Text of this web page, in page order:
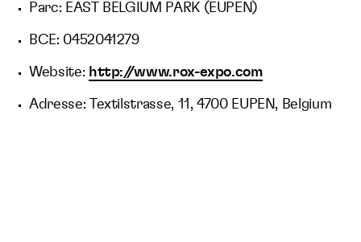
Parc: EAST BELGIUM PARK (EUPEN)
BCE: 0452041279
Website: http://www.rox-expo.com
Adresse: Textilstrasse, 11, 4700 EUPEN, Belgium